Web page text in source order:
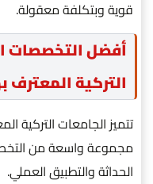
قوية وبتكلفة معقولة.
أفضل التخصصات
التركية
تتميز الجامعات التركية
مجموعة واسعة من
الحداثة والتطبيق العملي.